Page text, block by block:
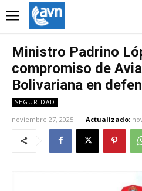
Ministro Padrino
compromiso de
Bolivariana en
SEGURIDAD
noviembre 27, 2025 Actualizado: